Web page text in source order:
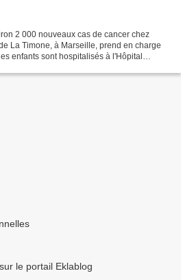
2 000 nouveaux cas de cancer chez
La Timone, à Marseille, prend en charge
enfants sont hospitalisés à l'Hôpital
le portail Eklablog